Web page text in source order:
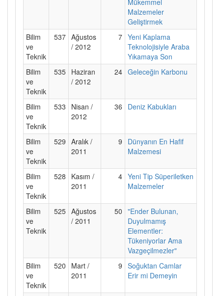
Malzemeler
Geliştirmek
Bilim
ve
Teknik
537 Ağustos
/ 2012
7 Yeni Kaplama
Teknolojisiyle Araba
Yıkamaya Son
Bilim
ve
Teknik
535 Haziran
/ 2012
24 Geleceğin Karbonu
Bilim
ve
Teknik
533
Nisan /
2012
36 Deniz Kabukları
Bilim
ve
Teknik
529 Aralık /
2011
9
Dünyanın En Hafif
Malzemesi
Bilim
ve
Teknik
528
Kasım /
2011
4 Yeni Tip Süperiletken
Malzemeler
Bilim
ve
Teknik
525 Ağustos
/ 2011
50 "Ender Bulunan,
Duyulmamış
Elementler:
Tükeniyorlar Ama
Vazgeçilmezler"
Bilim
ve
Teknik
520
Mart /
2011
9 Soğuktan Camlar
Erir mi Demeyin